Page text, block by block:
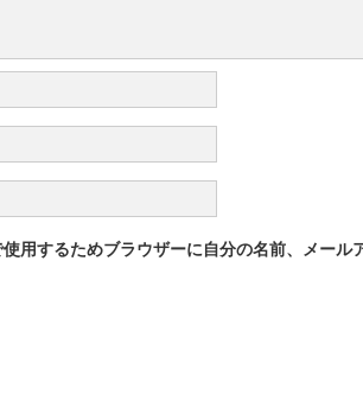
用するためブラウザーに自分の名前、メール